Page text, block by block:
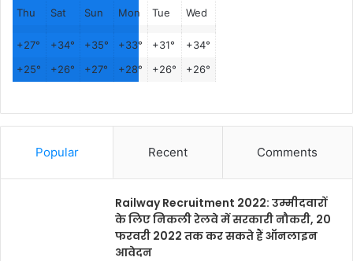
Thu
Sat Sun Mon Tue Wed
+27° +34° +35° +33° +31° +34°
+25° +26° +27° +28° +26° +26°
Popular Recent Comments
Railway Recruitment 2022: उम्मीदवारों
के लिए निकली रेलवे में सरकारी नौकरी, 20
फरवरी 2022 तक कर सकते हैं ऑनलाइन
आवेदन